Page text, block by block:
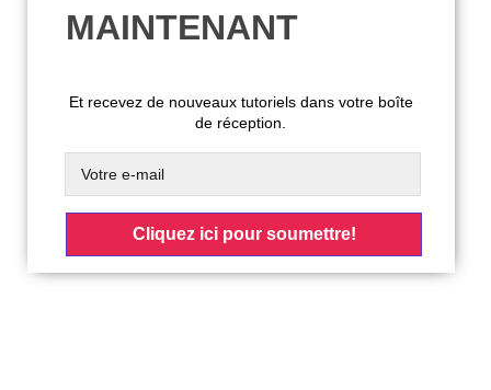
MAINTENANT
Et recevez de nouveaux tutoriels dans votre boîte
de réception.
Cliquez ici pour soumettre!